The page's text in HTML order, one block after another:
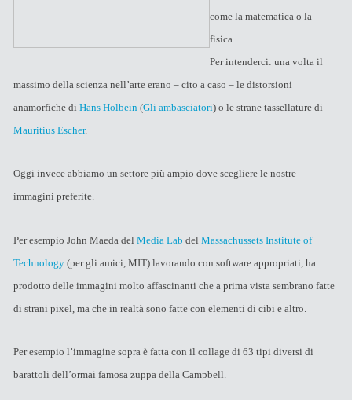
come la matematica o la
fisica.
Per intenderci: una volta il
massimo della scienza nell’arte erano – cito a caso – le distorsioni
anamorfiche di Hans Holbein (Gli ambasciatori) o le strane tassellature di
Mauritius Escher.
Oggi invece abbiamo un settore più ampio dove scegliere le nostre
immagini preferite.
Per esempio John Maeda del Media Lab del Massachussets Institute of
Technology(per gli amici, MIT) lavorando con software appropriati, ha
prodotto delle immagini molto affascinanti che a prima vista sembrano fatte
di strani pixel, ma che in realtà sono fatte con elementi di cibi e altro.
Per esempio l’immagine sopra è fatta con il collage di 63 tipi diversi di
barattoli dell’ormai famosa zuppa della Campbell.